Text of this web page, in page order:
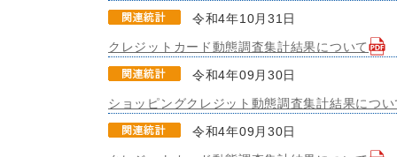
令和4年10月31日
クレジットカード動態調査集計結果について
令和4年09月30日
ショッピングクレジット動態調査集計結果につ
令和4年09月30日